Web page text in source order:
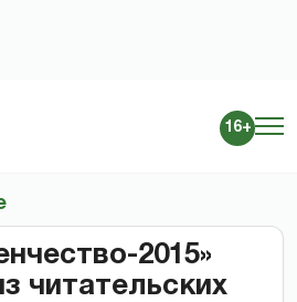
16+
2015»
читательских